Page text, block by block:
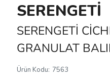
SERENGETİ
SERENGETİ
GRANULAT
Ürün Kodu: 7563